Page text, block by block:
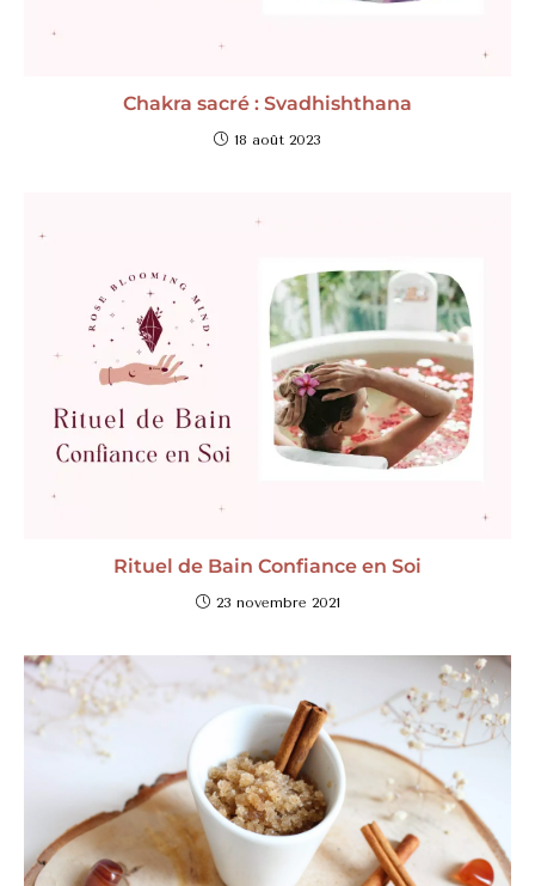
Chakra sacré : Svadhishthana
18 août 2023
Rituel de Bain Confiance en Soi
23 novembre 2021